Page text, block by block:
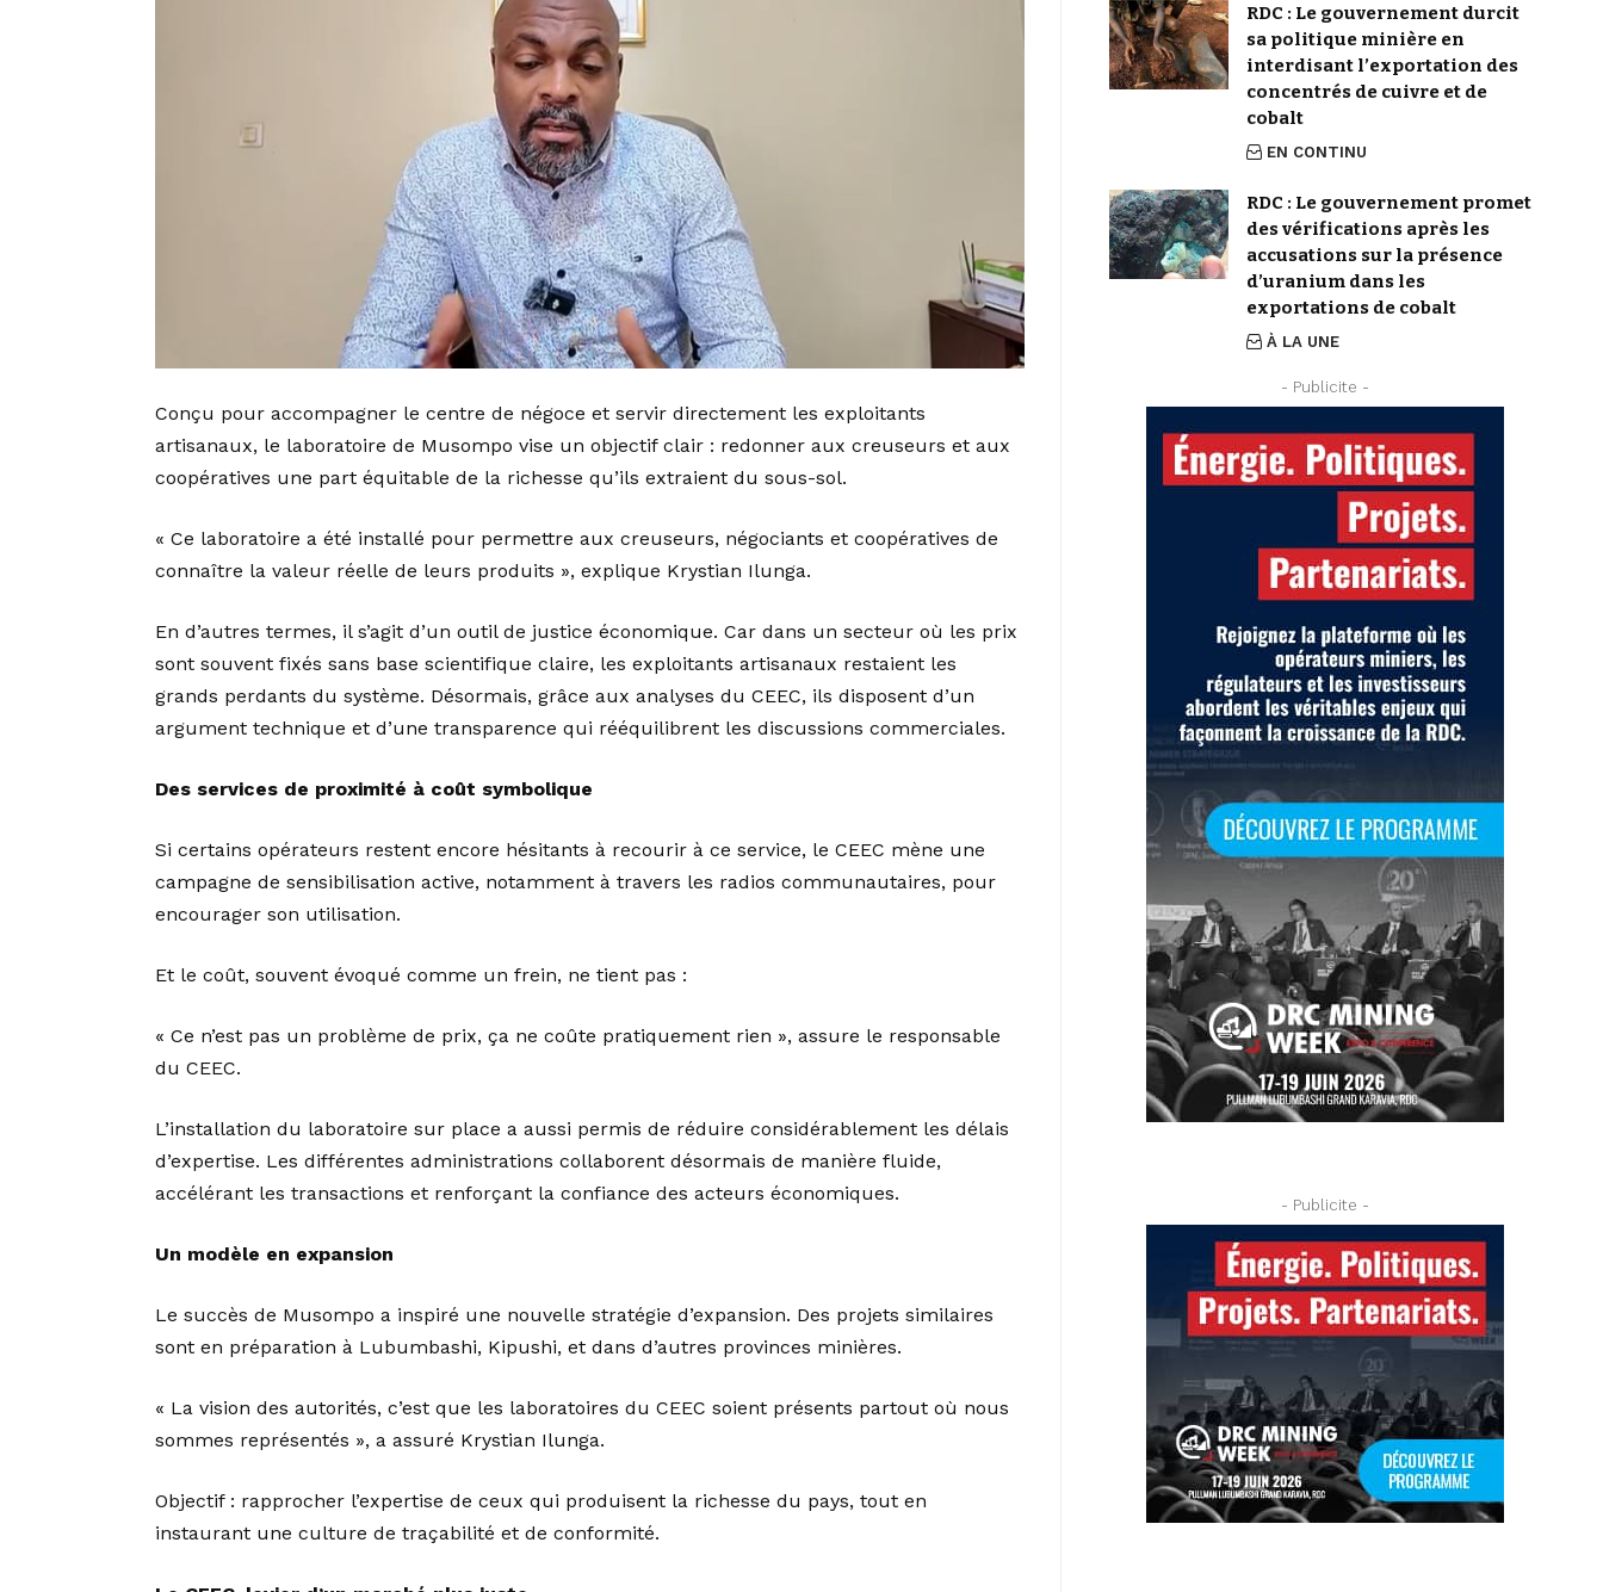
Conçu pour accompagner le centre de négoce et servir directement les exploitants
artisanaux, le laboratoire de Musompo vise un objectif clair : redonner aux creuseurs et aux
coopératives une part équitable de la richesse qu’ils extraient du sous-sol.
« Ce laboratoire a été installé pour permettre aux creuseurs, négociants et coopératives de
connaître la valeur réelle de leurs produits », explique Krystian Ilunga.
En d’autres termes, il s’agit d’un outil de justice économique. Car dans un secteur où les prix
sont souvent fixés sans base scientifique claire, les exploitants artisanaux restaient les
grands perdants du système. Désormais, grâce aux analyses du CEEC, ils disposent d’un
argument technique et d’une transparence qui rééquilibrent les discussions commerciales.
Des services de proximité à coût symbolique
Si certains opérateurs restent encore hésitants à recourir à ce service, le CEEC mène une
campagne de sensibilisation active, notamment à travers les radios communautaires, pour
encourager son utilisation.
Et le coût, souvent évoqué comme un frein, ne tient pas :
« Ce n’est pas un problème de prix, ça ne coûte pratiquement rien », assure le responsable
du CEEC.
L’installation du laboratoire sur place a aussi permis de réduire considérablement les délais
d’expertise. Les différentes administrations collaborent désormais de manière fluide,
accélérant les transactions et renforçant la confiance des acteurs économiques.
Un modèle en expansion
Le succès de Musompo a inspiré une nouvelle stratégie d’expansion. Des projets similaires
sont en préparation à Lubumbashi, Kipushi, et dans d’autres provinces minières.
« La vision des autorités, c’est que les laboratoires du CEEC soient présents partout où nous
sommes représentés », a assuré Krystian Ilunga.
Objectif : rapprocher l’expertise de ceux qui produisent la richesse du pays, tout en
instaurant une culture de traçabilité et de conformité.
RDC : Le gouvernement durcit
sa politique minière en
interdisant l’exportation des
concentrés de cuivre et de
cobalt
EN CONTINU
RDC : Le gouvernement promet
des vérifications après les
accusations sur la présence
d’uranium dans les
exportations de cobalt
À LA UNE
- Publicite -
- Publicite -